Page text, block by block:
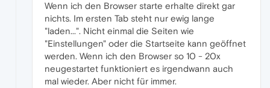
Wenn ich den Browser starte erhalte direkt gar
nichts. Im ersten Tab steht nur ewig lange
"laden...". Nicht einmal die Seiten wie
"Einstellungen" oder die Startseite kann geöffnet
werden. Wenn ich den Browser so 10 - 20x
neugestartet funktioniert es irgendwann auch
mal wieder. Aber nicht für immer.